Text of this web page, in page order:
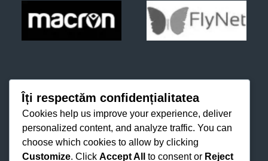
Îți respectăm confidențialitatea
Cookies help us improve your experience, deliver
personalized content, and analyze traffic. You can
choose which cookies to allow by clicking
Customize. Click Accept All to consent or Reject